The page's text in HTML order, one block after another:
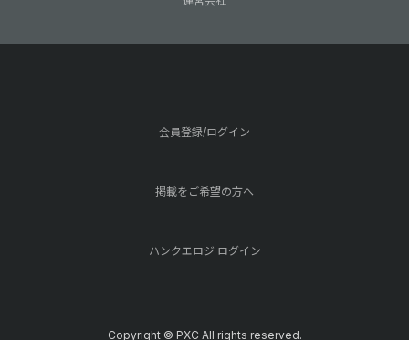
会員登録/ログイン
掲載をご希望の方へ
ハンクエロジ ログイン
Copyright © PXC All rights reserved.